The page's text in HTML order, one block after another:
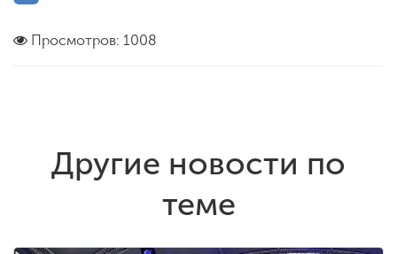
Просмотров: 1008
Другие новости по
теме